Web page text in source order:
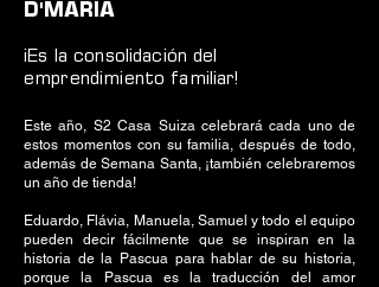
D'MARIA
¡Es la consolidación del
emprendimiento familiar!
Este año, S2 Casa Suiza celebrará cada uno de
estos momentos con su familia, después de todo,
además de Semana Santa, ¡también celebraremos
un año de tienda!
Eduardo, Flávia, Manuela, Samuel y todo el equipo
pueden decir fácilmente que se inspiran en la
historia de la Pascua para hablar de su historia,
porque la Pascua es la traducción del amor